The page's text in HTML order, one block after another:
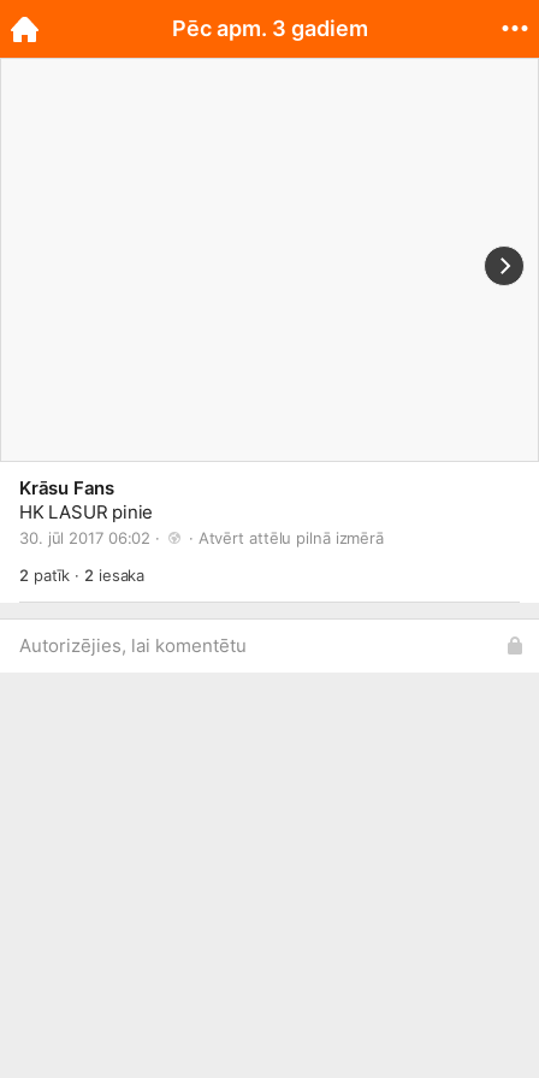
Krāsu Fans
HK LASUR pinie
30. jūl 2017 06:02 · · Atvērt attēlu pilnā izmērā
2 patīk · 2 iesaka
Autorizējies, lai komentētu
Pēc apm. 3 gadiem